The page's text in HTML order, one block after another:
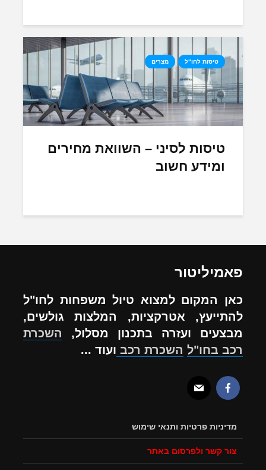
טיסות לחו"ל מצרים
טיסות לסיני – השוואת מחירים
ומידע חשוב
פאמיליטור
כאן המקום למצוא טיול משפחות לחו"ל
להתייעץ, אטרקציות, המלצות גולשים,
מבצעים ועזרה בתכנון מסלול, השכרת
רכב בחו"ל השכרת רכב ועוד ...
מדיניות פרטיות ותנאי שימוש
צור קשר ולפרסום באתר